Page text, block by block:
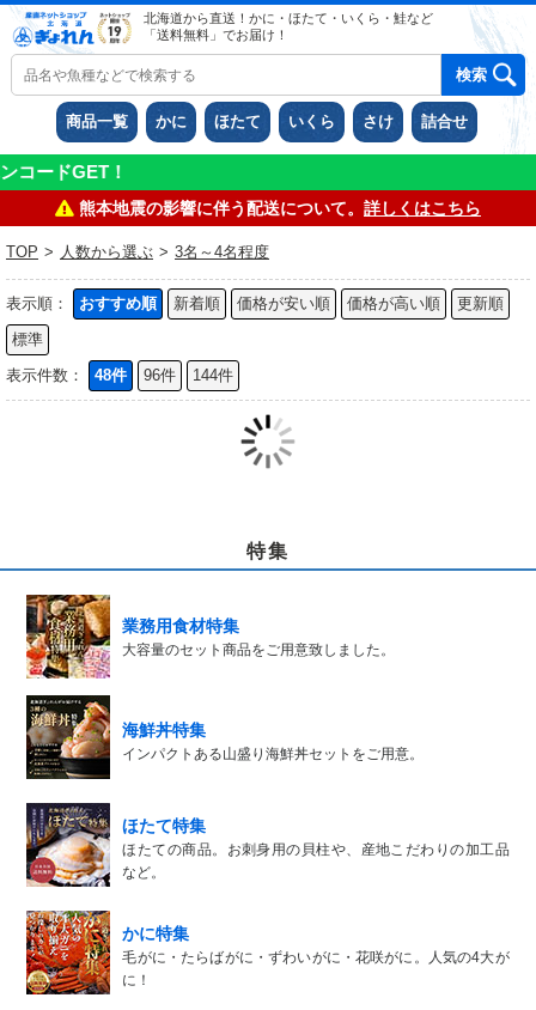
北海道から直送！かに・ほたて・いくら・鮭など
「送料無料」でお届け！
商品一覧 かに ほたて いくら さけ 詰合せ
GET！
熊本地震の影響に伴う配送について。 詳しくはこちら
TOP > 人数から選ぶ > 3名～4名程度
表示順： おすすめ順 新着順 価格が安い順 価格が高い順
更新順
標準
表示件数：
48件 96件 144件
特集
業務用食材特集
大容量のセット商品をご用意致しました。
海鮮丼特集
インパクトある山盛り海鮮丼セットをご用意。
ほたて特集
ほたての商品。お刺身用の貝柱や、産地こだわりの加工品
など。
かに特集
毛がに・たらばがに・ずわいがに・花咲がに。人気の4大が
に！